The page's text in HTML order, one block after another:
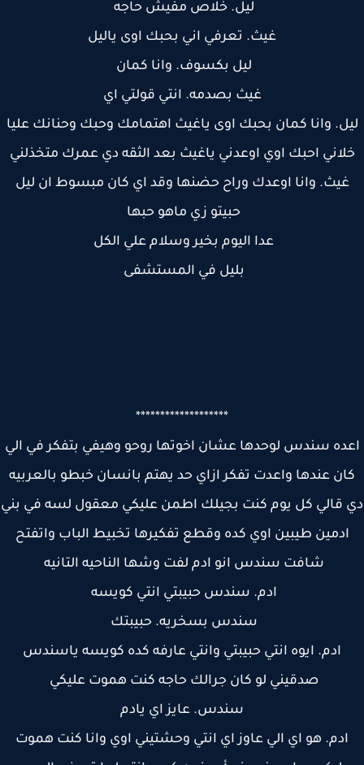
ليل. خلاص مفيش حاجه
غيث. تعرفي اني بحبك اوى ياليل
ليل بكسوف. وانا كمان
غيث بصدمه. انتي قولتي اي
وانا كمان بحبك اوى ياغيث اهتمامك وحبك وحنانك عليا
احبك اوي اوعدني ياغيث بعد الثقه دي عمرك متخذلني
غيث. وانا اوعدك وراح حضنها وقد اي كان مبسوط ان ليل
حبيتو زي ماهو حبها
عدا اليوم بخير وسلام علي الكل
بليل في المستشفى
*******************
سندس لوحدها عشان اخوتها روحو وهيفي بتفكر في الي
عندها واعدت تفكر ازاي حد يهتم بانسان خبطو بالعربيه
قالي كل يوم كنت بجيلك اطمن عليكي معقول لسه في بني
ادمين طيبين اوي كده وقطع تفكيرها تخبيط الباب واتفتح
شافت سندس انو ادم لفت وشها الناحيه التانيه
ادم. سندس حبيبتي انتي كويسه
سندس بسخريه. حبيبتك
ادم. ايوه انتي حبيبتي وانتي عارفه كده كويسه ياسندس
صدقيني لو كان جرالك حاجه كنت هموت عليكي
سندس. عايز اي يادم
ادم. هو اي الي عاوز اي انتي وحشتيني اوي وانا كنت هموت